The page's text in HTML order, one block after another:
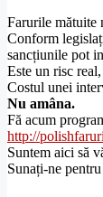
Farurile mătuite
Conform
sancțiunile pot
Este un risc
Costul unei
Nu amâna.
Fă acum
http://
Suntem aici să
Sunați-ne